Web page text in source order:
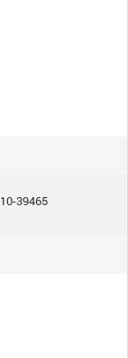
39465